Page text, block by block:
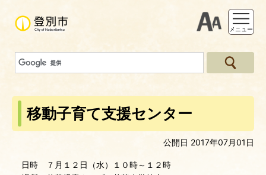
支援ツー
メニュー
移動子育て支援センター
公開日 2017年07月01日
日時 ７月１２日（水）１０時～１２時